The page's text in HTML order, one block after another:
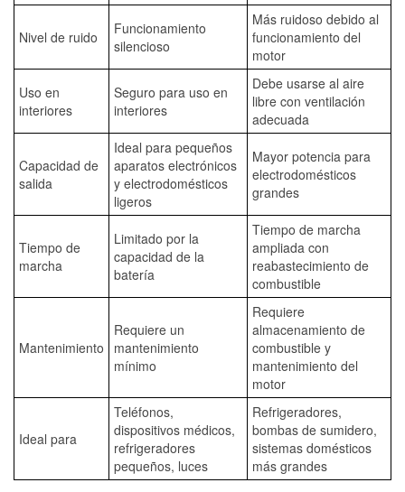
Nivel de ruido
Funcionamiento
silencioso
Más ruidoso debido al
funcionamiento del
motor
Uso en
interiores
Seguro para uso en
interiores
Debe usarse al aire
libre con ventilación
adecuada
Capacidad de
salida
Ideal para pequeños
aparatos electrónicos
y electrodomésticos
ligeros
Mayor potencia para
electrodomésticos
grandes
Tiempo de
marcha
Limitado por la
capacidad de la
batería
Tiempo de marcha
ampliada con
reabastecimiento de
combustible
Mantenimiento
Requiere un
mantenimiento
mínimo
Requiere
almacenamiento de
combustible y
mantenimiento del
motor
Ideal para
Teléfonos,
dispositivos médicos,
refrigeradores
pequeños, luces
Refrigeradores,
bombas de sumidero,
sistemas domésticos
más grandes